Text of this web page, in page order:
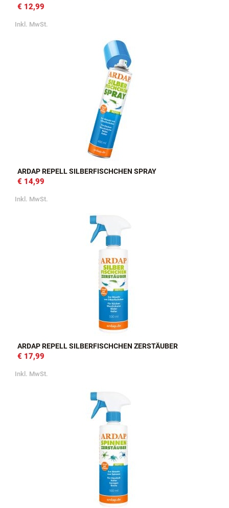
€ 12,99
Inkl. MwSt.
ARDAP REPELL SILBERFISCHCHEN SPRAY
€ 14,99
Inkl. MwSt.
ARDAP REPELL SILBERFISCHCHEN ZERSTÄUBER
€ 17,99
Inkl. MwSt.